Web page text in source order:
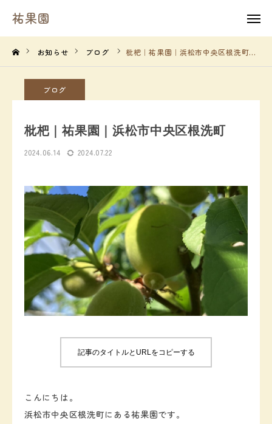
祐果園
お知らせ ブログ 枇杷｜祐果園｜浜松市中央区根洗町
ブログ
枇杷｜祐果園｜浜松市中央区根洗町
2024.06.14 2024.07.22
記事のタイトルとURLをコピーする
こんにちは。
浜松市中央区根洗町にある祐果園です。
祐果園
instagram
HOME
よくあるご質問
求人情報
お知らせ